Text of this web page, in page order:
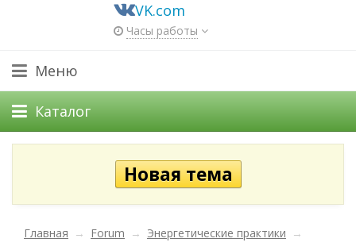
VK.com
Часы работы
Меню
Каталог
Главная → Forum → Энергетические практики →